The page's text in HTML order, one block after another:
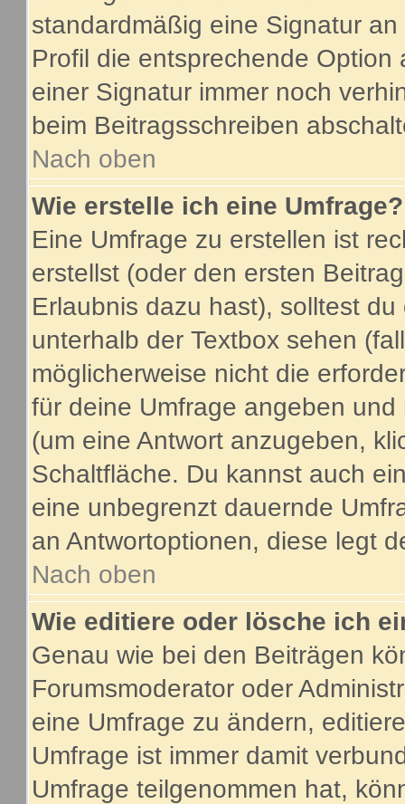
standardmäßig eine Signatur
Profil die entsprechende
einer Signatur immer noch
beim Beitragsschreiben
Nach oben
Wie erstelle ich eine Umfrage?
Eine Umfrage zu erstellen ist
erstellst (oder den ersten
Erlaubnis dazu hast), solltest
unterhalb der Textbox sehen
möglicherweise nicht die
für deine Umfrage angeben
(um eine Antwort anzugeben,
Schaltfläche. Du kannst auch
eine unbegrenzt dauernde
an Antwortoptionen, diese legt
Nach oben
Wie editiere oder lösche ich
Genau wie bei den Beiträgen
Forumsmoderator oder
eine Umfrage zu ändern,
Umfrage ist immer damit
Umfrage teilgenommen hat,